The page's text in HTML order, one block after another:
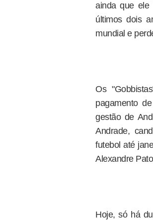
ainda que ele
últimos dois
mundial e
Os
pagamento
gestão de
Andrade,
futebol até
Alexandre
Hoje, só há